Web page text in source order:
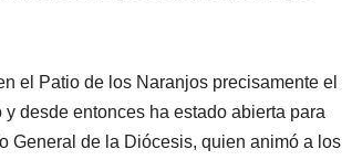
el Patio de los Naranjos precisamente el
desde entonces ha estado abierta para
General de la Diócesis, quien animó a los